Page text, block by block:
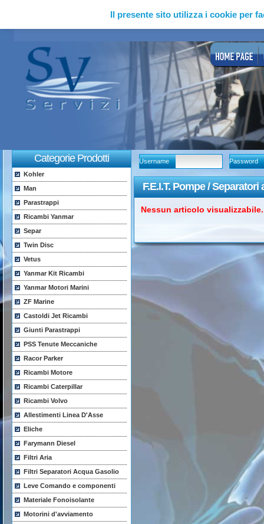
Il presente sito utilizza i cookie per
Categorie Prodotti
Kohler
Man
Parastrappi
Ricambi Yanmar
Separ
Twin Disc
Vetus
Yanmar Kit Ricambi
Yanmar Motori Marini
ZF Marine
Castoldi Jet Ricambi
Giunti Parastrappi
PSS Tenute Meccaniche
Racor Parker
Ricambi Motore
Ricambi Caterpillar
Ricambi Volvo
Allestimenti Linea D'Asse
Eliche
Farymann Diesel
Filtri Aria
Filtri Separatori Acqua Gasolio
Leve Comando e componenti
Materiale Fonoisolante
Motorini d'avviamento
Username Password
F.E.I.T. Pompe /
Nessun articolo